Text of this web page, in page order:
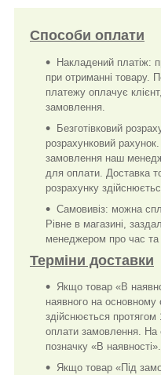
Способи оплати
Накладений платіж:
при отриманні товару.
платежу оплачує
замовлення.
Безготівковий
розрахунковий
замовлення наш
для оплати. Доставка
розрахунку
Самовивіз: можна
Рівне в магазині,
менеджером про час та
Терміни доставки
Якщо товар «В
наявного на основному
здійснюється
оплати замовлення. На
позначку «В наявності».
Якщо товар «Під